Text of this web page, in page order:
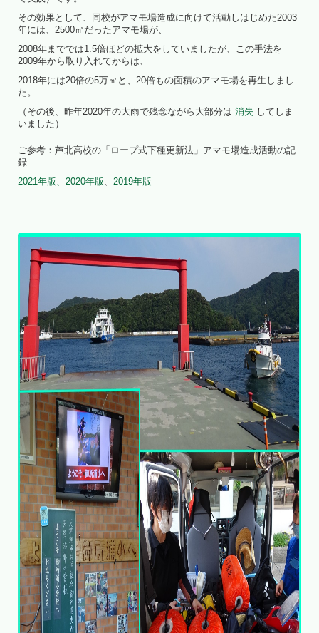
その効果として、同校がアマモ場造成に向けて活動しはじめた2003
年には、2500㎡だったアマモ場が、
2008年まででは1.5倍ほどの拡大をしていましたが、この手法を
2009年から取り入れてからは、
2018年には20倍の5万㎡と、20倍もの面積のアマモ場を再生しまし
た。
（その後、昨年2020年の大雨で残念ながら大部分は 消失 してしま
いました）
ご参考：芦北高校の「ロープ式下種更新法」アマモ場造成活動の記
録
2021年版、 2020年版、 2019年版